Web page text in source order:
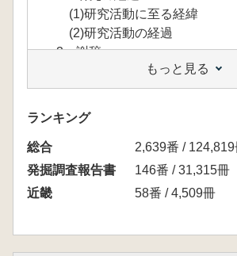
(1)研究活動に至る経緯
(2)研究活動の経過
3 謝辞
第2章 古墳群をめぐる環境
1 古墳群の位置と地形 (奥
2 周辺の遺跡 (岸本道昭・奥
3 揖保川流域の古墳時代 (岸
雄太)
4 これまでの調査と研究 (魚
(1)これまでの調査
もっと見る
ランキング
総合
2,639番 /
発掘調査報告書
146番 / 31,315冊
近畿
58番 / 4,509冊